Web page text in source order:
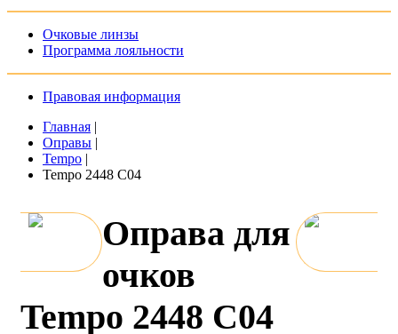
Очковые линзы
Программа лояльности
Правовая информация
Главная |
Оправы |
Tempo |
Tempo 2448 C04
Оправа для
очков
Tempo 2448 C04